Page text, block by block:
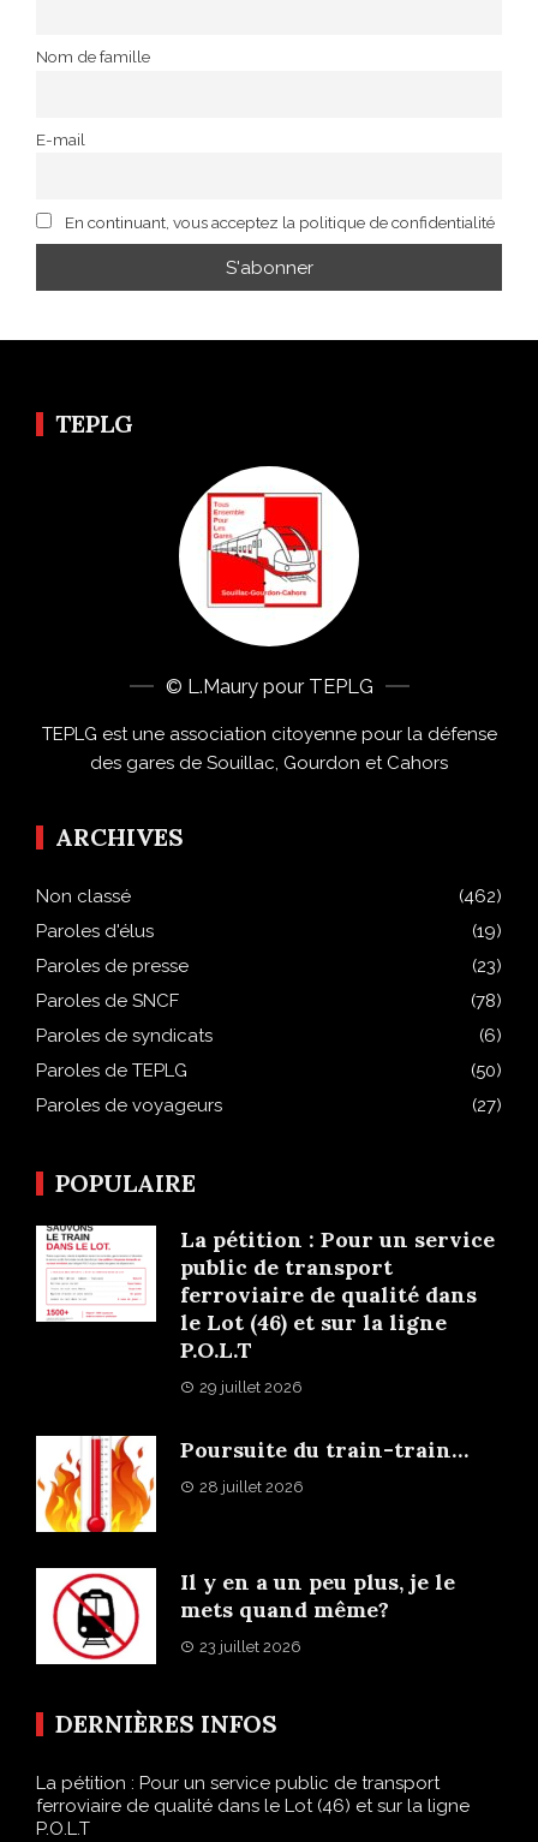
Nom de famille
E-mail
En continuant, vous acceptez la politique de confidentialité
TEPLG
© L.Maury pour TEPLG
TEPLG est une association citoyenne pour la défense
des gares de Souillac, Gourdon et Cahors
ARCHIVES
Non classé
(462)
Paroles d'élus
(19)
Paroles de presse
(23)
Paroles de SNCF
(78)
Paroles de syndicats
(6)
Paroles de TEPLG
(50)
Paroles de voyageurs
(27)
POPULAIRE
La pétition : Pour un service
public de transport
ferroviaire de qualité dans
le Lot (46) et sur la ligne
P.O.L.T
29 juillet 2026
Poursuite du train-train…
28 juillet 2026
Il y en a un peu plus, je le
mets quand même?
23 juillet 2026
DERNIÈRES INFOS
La pétition : Pour un service public de transport
ferroviaire de qualité dans le Lot (46) et sur la ligne
P.O.L.T